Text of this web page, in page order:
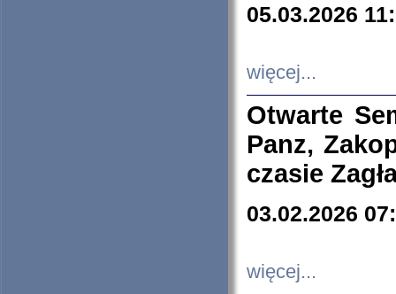
05.03.2026
więcej...
Otwarte
Panz,
czasie
03.02.2026
więcej...